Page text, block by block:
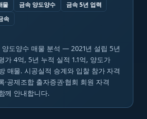
물
금속 양도양수
금속 5년 업력
속
도양수 매물 분석 — 2021년 설립 5년
가 4억, 5년 누적 실적 1.1억, 양도가
매물. 시공실적 승계와 입찰 참가 자격
·공제조합 출자증권·협회 회원 자격
께 안내합니다.